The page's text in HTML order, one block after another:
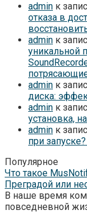
admin к
отказа в
admin к
уникальной
admin к
диска:
admin к
установка,
admin к
при
Популярное
Что такое
Преградой или
В наше время
повседневной